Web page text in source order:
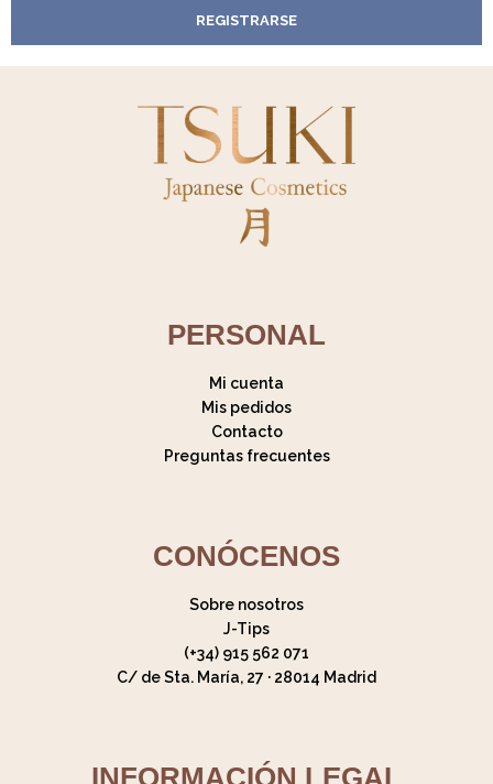
REGISTRARSE
PERSONAL
Mi cuenta
Mis pedidos
Contacto
Preguntas frecuentes
CONÓCENOS
Sobre nosotros
J-Tips
(+34) 915 562 071
C/ de Sta. María, 27 · 28014 Madrid